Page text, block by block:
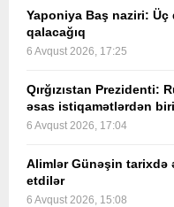
Yaponiya Baş naziri:
qalacağıq
6 Avqust 2026, 17:25
Qırğızıstan Prezidenti:
əsas istiqamətlərdən
6 Avqust 2026, 17:04
Alimlər Günəşin tarixdə
etdilər
6 Avqust 2026, 15:08